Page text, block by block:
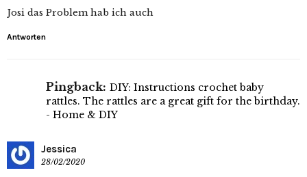
Josi das Problem hab ich auch
Antworten
Pingback: DIY: Instructions crochet baby
rattles. The rattles are a great gift for the birthday.
- Home & DIY
Jessica
28/02/2020